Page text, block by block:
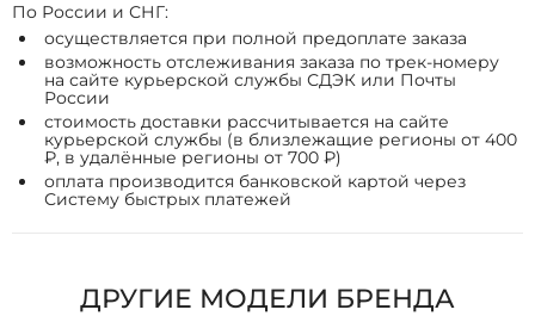
По России и СНГ:
осуществляется при полной предоплате заказа
возможность отслеживания заказа по трек-номеру
на сайте курьерской службы СДЭК или Почты
России
стоимость доставки рассчитывается на сайте
курьерской службы (в близлежащие регионы от 400
₽, в удалённые регионы от 700 ₽)
оплата производится банковской картой через
Систему быстрых платежей
ДРУГИЕ МОДЕЛИ БРЕНДА